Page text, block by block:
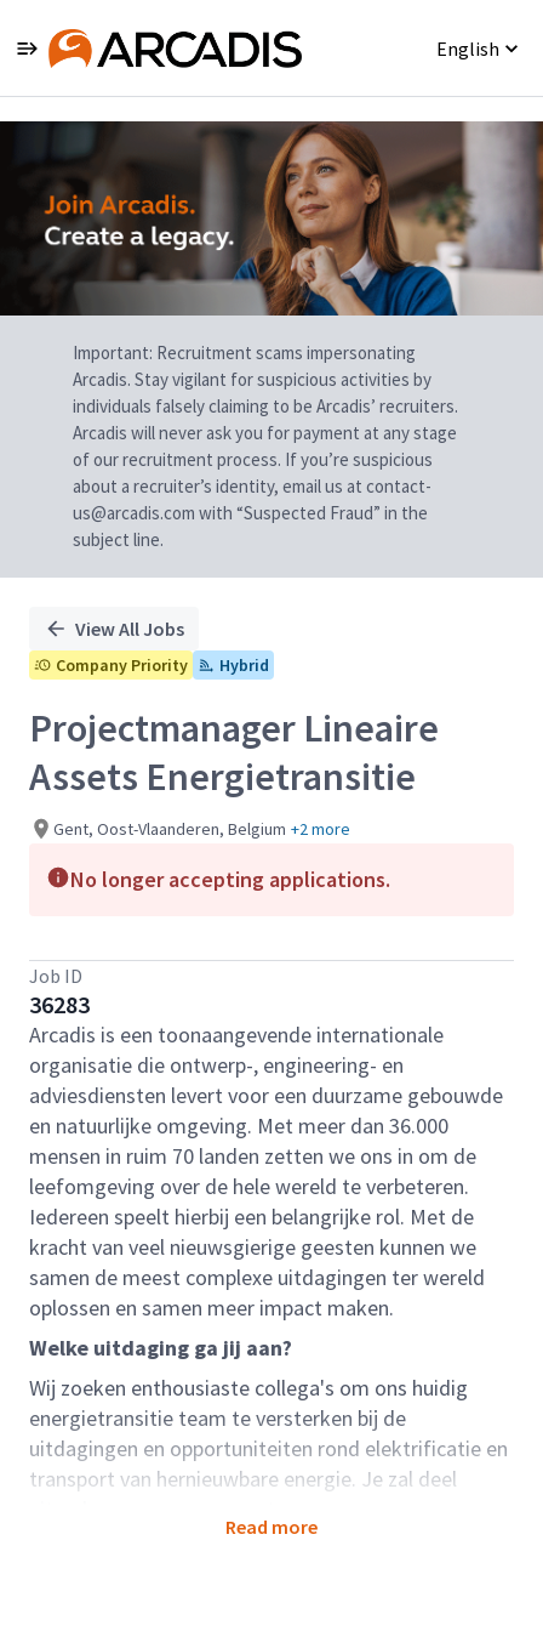
English
Single
Position
Important: Recruitment scams impersonating
Arcadis. Stay vigilant for suspicious activities by
individuals falsely claiming to be Arcadis’ recruiters.
Arcadis will never ask you for payment at any stage
of our recruitment process. If you’re suspicious
about a recruiter’s identity, email us at contact-
us@arcadis.com with “Suspected Fraud” in the
subject line.
View All Jobs
Company Priority Hybrid
Projectmanager Lineaire
Assets Energietransitie
Gent, Oost-Vlaanderen, Belgium +2 more
No longer accepting applications.
Job ID
36283
Arcadis is een toonaangevende internationale
organisatie die ontwerp-, engineering- en
adviesdiensten levert voor een duurzame gebouwde
en natuurlijke omgeving. Met meer dan 36.000
mensen in ruim 70 landen zetten we ons in om de
leefomgeving over de hele wereld te verbeteren.
Iedereen speelt hierbij een belangrijke rol. Met de
kracht van veel nieuwsgierige geesten kunnen we
samen de meest complexe uitdagingen ter wereld
oplossen en samen meer impact maken.
Welke uitdaging ga jij aan?
Wij zoeken enthousiaste collega's om ons huidig
energietransitie team te versterken bij de
uitdagingen en opportuniteiten rond elektrificatie en
transport van hernieuwbare energie. Je zal deel
projectmanagers, lead engineers en designers die
Read more